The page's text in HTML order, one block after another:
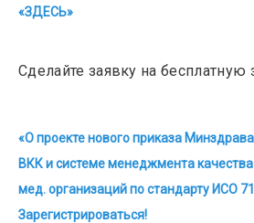
«ЗДЕСЬ»
Сделайте заявку на бесплатную
«О проекте нового приказа
ВКК и системе менеджмента
мед. организаций по стандарту ИСО
Зарегистрироваться!